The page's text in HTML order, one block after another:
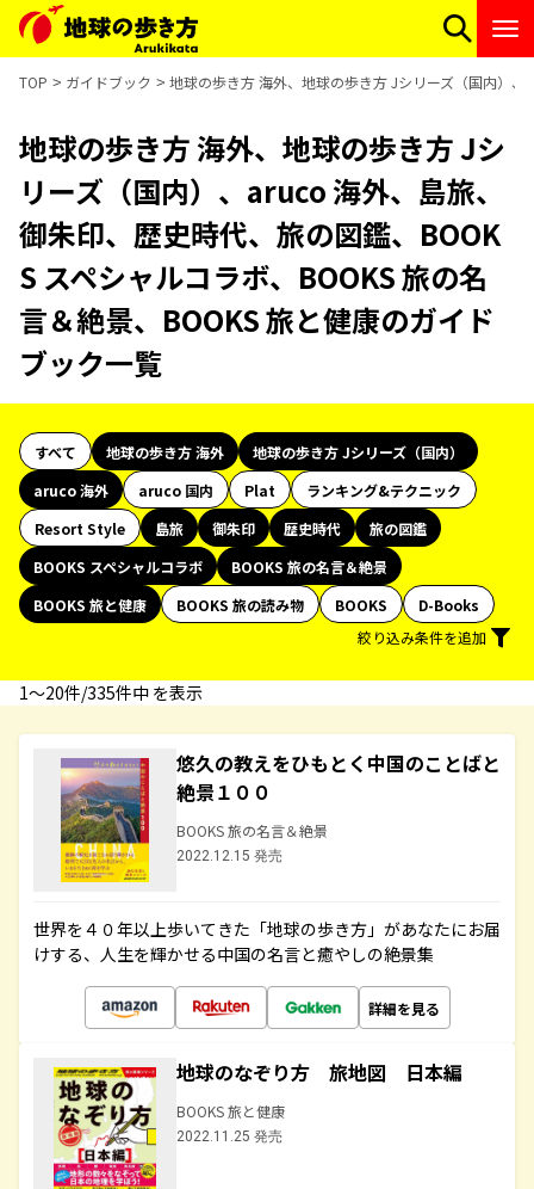
TOP ガイドブック 地球の歩き方 海外、地球の歩き方 Jシリーズ（国内）
地球の歩き方 海外、地球の歩き方 Jシ
リーズ（国内）、aruco 海外、島旅、
御朱印、歴史時代、旅の図鑑、BOOK
S スペシャルコラボ、BOOKS 旅の名
言＆絶景、BOOKS 旅と健康のガイド
ブック一覧
すべて 地球の歩き方 海外
地球の歩き方 Jシリーズ（国内）
aruco 海外
aruco 国内 Plat
ランキング&テクニック
Resort Style
島旅 御朱印 歴史時代
旅の図鑑
BOOKS スペシャルコラボ
BOOKS 旅の名言＆絶景
BOOKS 旅と健康
BOOKS 旅の読み物 BOOKS
D-Books
絞り込み条件を追加
1〜20件/335件中 を表示
悠久の教えをひもとく中国のことばと
絶景１００
BOOKS 旅の名言＆絶景
2022.12.15 発売
世界を４０年以上歩いてきた「地球の歩き方」があなたにお届
けする、人生を輝かせる中国の名言と癒やしの絶景集
詳細を見る
地球のなぞり方 旅地図 日本編
BOOKS 旅と健康
2022.11.25 発売